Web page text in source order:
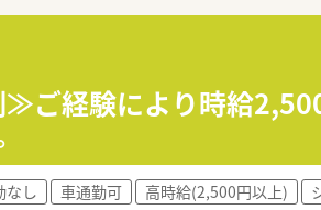
≫ご経験により時給
なし 車通勤可 高時給(2,500円以上)